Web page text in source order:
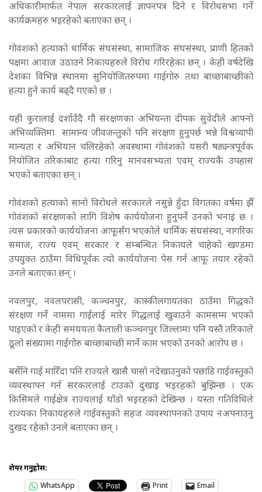
अधिकारीमार्फत नेपाल सरकारलाई ज्ञापनपत्र दिने र विरोधसभा गर्ने
कार्यक्रमहरु भइरहेको बताएका छन् ।
गोवंशको हत्याको धार्मिक संघसंस्था, सामाजिक संघसंस्था, प्राणी हितको
पक्षमा आवाज उठाउने निकायहरुले विरोध गरिरहेका छन् । केही वर्षदेखि
देशका विभिन्न स्थानमा सुनियोजितरुपमा गाईगोरु तथा बाच्छाबाच्छीको
हत्या हुने कार्य बढ्दै गएको छ ।
यही कुरालाई दर्शाउँदै गौ संरक्षणका अभियन्ता दीपक सुवेदीले आफ्नो
अभिव्यक्तिमा सामान्य जीवजन्तुको पनि संरक्षण हुनुपर्छ भन्ने विश्वव्यापी
मान्यता र अभियान चलिरहेको अवस्थामा गोवंशको यसरी षड्यन्त्रपूर्वक
नियोजित तरिकाबाट हत्या गरिनु मानवसभ्यता एवम् राज्यकै उपहास
भएको बताएका छन् ।
गोवंशको हत्याको सानो विरोधले सरकारले नसुन्ने हुँदा विगतका वर्षमा झैँ
गोवंशको संरक्षणको लागि विशेष कार्ययोजना हुनुपर्ने उनको भनाइ छ ।
त्यस प्रकारको कार्ययोजना आफूसँग भएकोले धार्मिक संघसंस्था, नागरिक
समाज, राज्य एवम् सरकार र सम्बन्धित निकायले चाहेको खण्डमा
उपयुक्त ठाउँमा विधिपूर्वक त्यो कार्ययोजना पेस गर्न आफू तयार रहेको
उनले बताएका छन् ।
नवलपुर, नवलपरासी, कञ्चनपुर, कास्कीलगायतका ठाउँमा गिद्धको
संरक्षण गर्ने नाममा गाईलाई मारेर गिद्धलाई खुवाउने कामसम्म भएको
पाइएको र केही समययता कैलाली कञ्चनपुर जिल्लामा पनि यस्तै तरिकाले
ठूलो संख्यामा गाईगोरु बाच्छाबाच्छी मार्ने काम भएको उनको आरोप छ ।
बर्सेनि गाई मारिँदा पनि राज्यले खासै चासो नदेखाउनुको पछाडि गाईवस्तुको
व्यवस्थापन गर्न सरकारलाई टाउको दुखाइ भइरहको बुझिन्छ । एक
किसिमले गाईक्षेत्र राज्यलाई घाँडो भइरहको देखिन्छ । यस्ता गतिविधिले
राज्यका निकायहरुले गाईवस्तुको सहज व्यवस्थापनको उपाय नअपनाउनु
दुखद रहेको उनले बताएका छन् ।
शेयर गर्नुहोस:
WhatsApp
Print Email